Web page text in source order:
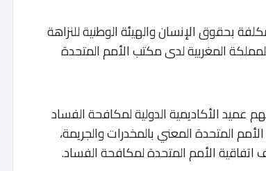
بحقوق الإنسان والهيئة الوطنية للنزاهة
المغربية لدى مكتب الأمم المتحدة
عميد الأكاديمية الدولية لمكافحة الفساد
المتحدة المعني بالمخدرات والجريمة،
الأمم المتحدة لمكافحة الفساد.